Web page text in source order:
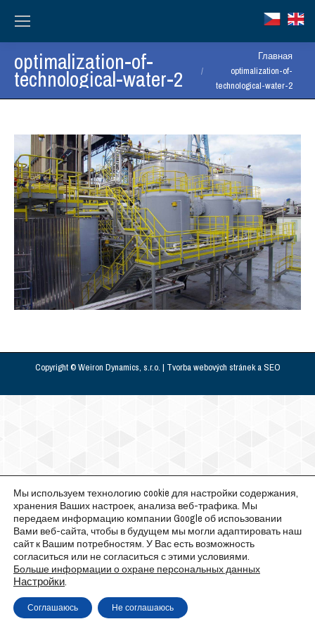
optimalization-of-
technological-water-2
Главная
optimalization-of-
technological-water-2
Copyright © Weiron Dynamics, s.r.o. | Tvorba webových stránekaSEO
Мы используем технологию cookie для настройки содержания,
хранения Ваших настроек, анализа веб-трафика. Мы
передаем информацию компании Google об испоьзовании
Вами веб-сайта, чтобы в будущем мы могли адаптировать наш
сайт к Вашим потребностям. У Вас есть возможность
согласиться или не согласиться с этими условиями.
Больше информации о охране персональных данных
Настройки.
Соглашаюсь Не соглашаюсь